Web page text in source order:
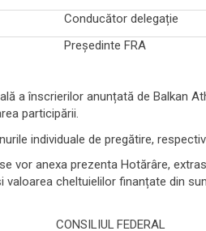
Conducător delegație
Președinte FRA
a înscrierilor anunțată de Balkan
participării.
individuale de pregătire,
vor anexa prezenta Hotărâre,
cheltuielilor finanțate din
CONSILIUL FEDERAL